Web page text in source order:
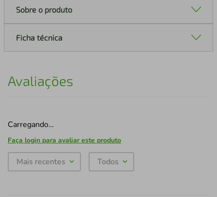
Sobre o produto
Ficha técnica
Avaliações
Carregando…
Faça login para avaliar este produto
Mais recentes Todos